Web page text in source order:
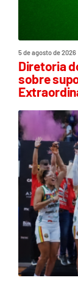
5 de agosto de 2026
Diretoria
sobre